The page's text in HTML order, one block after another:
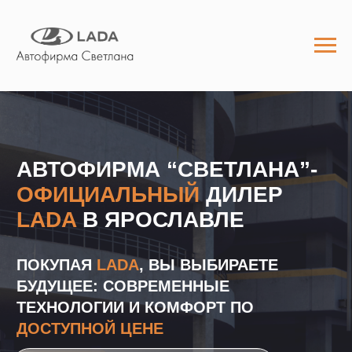
23 : 11 : 00 : 33
АВТОФИРМА “СВЕТЛАНА”-
ДИЛЕР
LADAВ ЯРОСЛАВЛЕ
ПОКУПАЯLADA , ВЫ ВЫБИРАЕТЕ
БУДУЩЕЕ: СОВРЕМЕННЫЕ
ТЕХНОЛОГИИ И КОМФОРТ ПО
ДОСТУПНОЙ ЦЕНЕ
LADA Iskra
новинка